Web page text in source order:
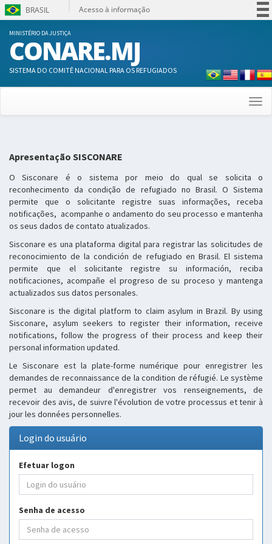
BRASIL
Acesso à informação
Canais
MINISTÉRIO DA JUSTIÇA
CONARE.MJ
SISTEMA DO COMITÊ NACIONAL PARA OS REFUGIADOS
Apresentação SISCONARE
O Sisconare é o sistema por meio do qual se solicita o
reconhecimento da condição de refugiado no Brasil. O Sistema
permite que o solicitante registre suas informações, receba
notificações, acompanhe o andamento do seu processo e mantenha
os seus dados de contato atualizados.
Sisconare es una plataforma digital para registrar las solicitudes de
reconocimiento de la condición de refugiado en Brasil. El sistema
permite que el solicitante registre su información, reciba
notificaciones, acompañe el progreso de su proceso y mantenga
actualizados sus datos personales.
Sisconare is the digital platform to claim asylum in Brazil. By using
Sisconare, asylum seekers to register their information, receive
notifications, follow the progress of their process and keep their
personal information updated.
Le Sisconare est la plate-forme numérique pour enregistrer les
demandes de reconnaissance de la condition de réfugié. Le système
permet au demandeur d'enregistrer vos renseignements, de
recevoir des avis, de suivre l'évolution de votre processus et tenir à
jour les données personnelles.
Login do usuário
Efetuar logon
Senha de acesso